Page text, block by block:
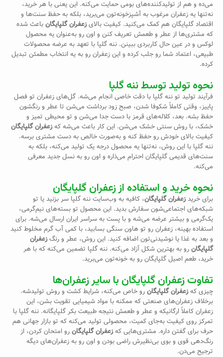
می‌ده و هم از تولیدکننده‌های بومی حمایت می‌کنه. این یعنی با هر خرید،
نه‌تنها یه زعفران مرغوب به آشپزخونه‌تون می‌برید، بلکه به حفظ سنت‌ها و
اقتصاد گلپایگان هم کمک می‌کنید. کیفیت بالایزعفران گلپایگانباعث شده
که مشتری‌ها از عطر و طعمش تعریف کنن و اون رو به‌عنوان یه محصول
لوکس و در عین حال کاربردی ببینن. ننه گلپا با تعهد به عرضه محصولات
طبیعی، اعتماد شما رو جلب کرده و این زعفران رو به یه انتخاب مطمئن تبدیل
کرده.
نحوه تولید توسط ننه گلپا
فرآیند تولید تو ننه گلپا با دقت خاصی انجام می‌شه. گل‌های زعفران تو فصل
پاییز، وقتی کاملاً شکوفا شدن، صبح زود برداشت می‌شن تا عطر و رنگشون
حفظ بشه. بعد، کلاله‌های قرمز با دست جدا می‌شن و تو محیطی تمیز و
خشک، با روش سنتی خشک می‌شن. این کار باعث می‌شه کهزعفران گلپایگان
کیفیت بالای خودش رو حفظ کنه و به‌صورت خالص به دست مشتری برسه.
ننه گلپا با این روش، نه‌تنها یه محصول درجه یک تولید می‌کنه، بلکه به
سنت‌های قدیمی گلپایگان احترام می‌ذاره و اون رو به نسل جدید معرفی
می‌کنه.
نحوه خرید و استفاده از زعفران گلپایگان
برای خریدزعفران گلپایگان، کافیه به وب‌سایت ننه گلپا سر بزنید یا تو
شبکه‌های اجتماعی‌شون سفارش بدید. این محصول تو بسته‌های نیم‌گرمی،
یک‌گرمی و بیشتر عرضه می‌شه و با پست به سراسر ایران ارسال می‌شه. برای
استفاده بهینه، زعفران رو تو هاون سنگی بسابید، با کمی آب گرم مخلوط کنید
و بعد به غذا یا نوشیدنی‌تون اضافه کنید. این روش، عطر و رنگزعفران
گلپایگانرو به بهترین شکل آزاد می‌کنه. ننه گلپا تضمین می‌کنه که با هر
خرید، طعم اصیل گلپایگان رو به خونه‌تون می‌برید.
تفاوت زعفران گلپایگان با سایر زعفران‌ها
چیزی کهزعفران گلپایگانرو خاص می‌کنه، شرایط کشت و روش تولیدشه.
برخلاف زعفران‌های صنعتی که ممکنه با مواد شیمیایی تقویت بشن، این
زعفران کاملاً ارگانیکه و عطر و طعمش نتیجه طبیعت بکر گلپایگانه. ننه گلپا با
تمرکز روی کیفیت به‌جای کمیت، محصولی تولید می‌کنه که تو بازار جهانی هم
حرف برای گفتن داره. مشتری‌هایی کهزعفران گلپایگانرو امتحان کردن، از
رنگ‌دهی قوی و بوی بی‌نظیرش راضی بودن و اون رو به زعفران‌های دیگه
ترجیح می‌دن.